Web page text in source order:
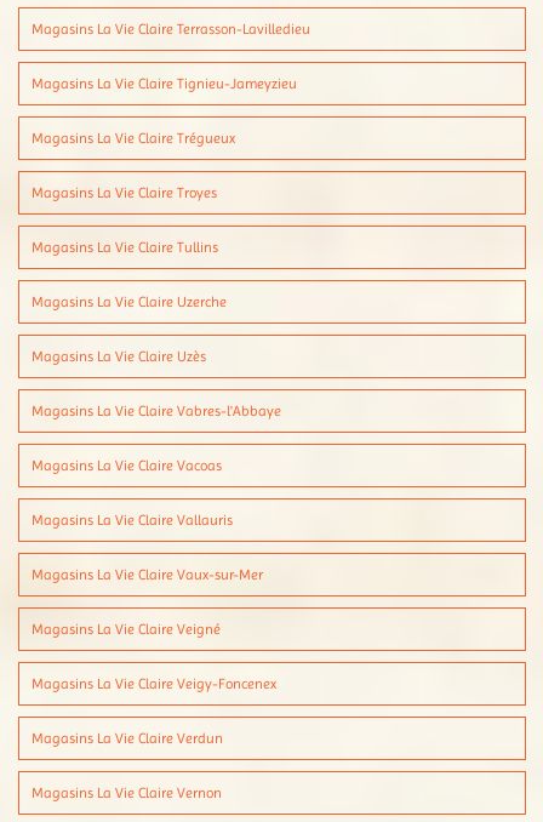
Magasins La Vie Claire Terrasson-Lavilledieu
Magasins La Vie Claire Tignieu-Jameyzieu
Magasins La Vie Claire Trégueux
Magasins La Vie Claire Troyes
Magasins La Vie Claire Tullins
Magasins La Vie Claire Uzerche
Magasins La Vie Claire Uzès
Magasins La Vie Claire Vabres-l'Abbaye
Magasins La Vie Claire Vacoas
Magasins La Vie Claire Vallauris
Magasins La Vie Claire Vaux-sur-Mer
Magasins La Vie Claire Veigné
Magasins La Vie Claire Veigy-Foncenex
Magasins La Vie Claire Verdun
Magasins La Vie Claire Vernon